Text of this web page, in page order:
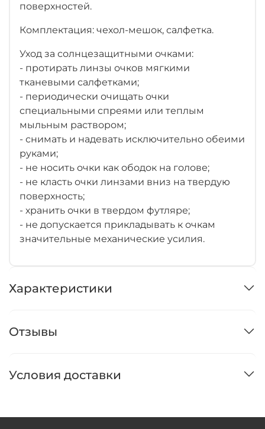
поверхностей.
Комплектация: чехол-мешок, салфетка.
Уход за солнцезащитными очками:
- протирать линзы очков мягкими
тканевыми салфетками;
- периодически очищать очки
специальными спреями или теплым
мыльным раствором;
- снимать и надевать исключительно обеими
руками;
- не носить очки как ободок на голове;
- не класть очки линзами вниз на твердую
поверхность;
- хранить очки в твердом футляре;
- не допускается прикладывать к очкам
значительные механические усилия.
Характеристики
Отзывы
Условия доставки